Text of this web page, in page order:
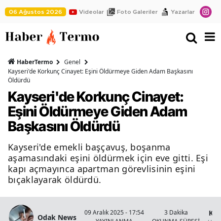
06 Ağustos 2026 Videolar Foto Galeriler Yazarlar
HaberTermo
Genel
Kayseri'de Korkunç Cinayet: Eşini Öldürmeye Giden Adam Başkasını
Öldürdü
Kayseri'de Korkunç Cinayet:
Eşini Öldürmeye Giden Adam
Başkasını Öldürdü
Kayseri'de emekli başçavuş, boşanma
aşamasındaki eşini öldürmek için eve gitti. Eşi
kapı açmayınca apartman görevlisinin eşini
bıçaklayarak öldürdü.
Odak News
09 Aralık 2025 - 17:54
3 Dakika